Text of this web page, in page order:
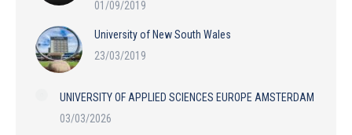
01/09/2019
University of New South Wales
23/03/2019
UNIVERSITY OF APPLIED SCIENCES EUROPE AMSTERDAM
03/03/2026